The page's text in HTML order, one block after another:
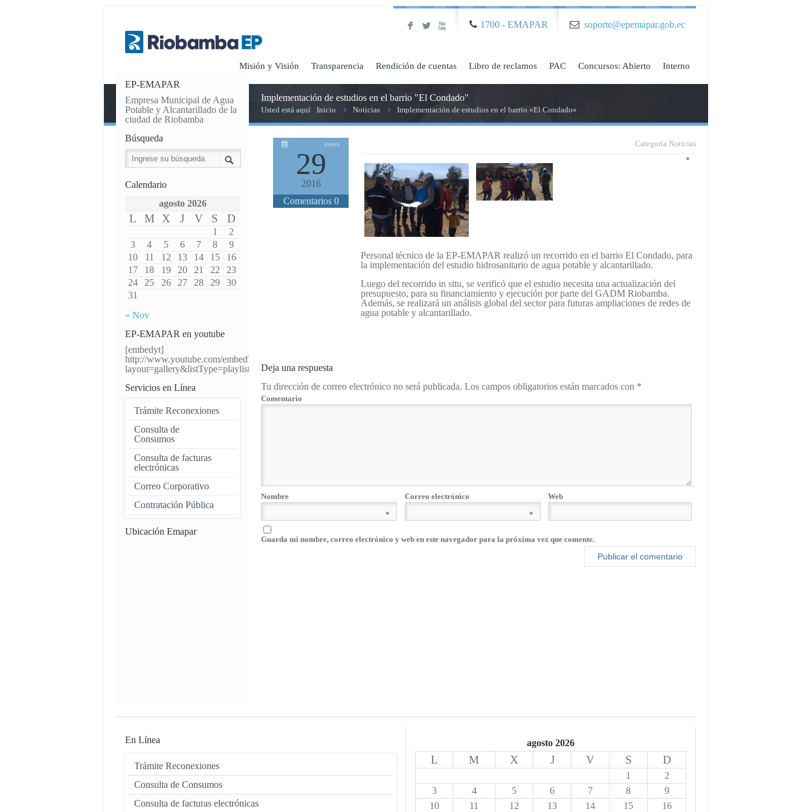
F L X 1700 - EMAPAR soporte@epemapar.gob.ec
Misión y Visión Transparencia Rendición de cuentas Libro de reclamos PAC Concursos: Abierto Interno
Implementación de estudios en el barrio "El Condado"
Usted está aquí Inicio Noticias Implementación de estudios en el barrio «El Condado»
29
enero
2016
Comentarios 0
Categoría Noticias
Personal técnico de la EP-EMAPAR realizó un recorrido en el barrio El Condado, para
la implementación del estudio hidrosanitario de agua potable y alcantarillado.
Luego del recorrido in situ, se verificó que el estudio necesita una actualización del
presupuesto, para su financiamiento y ejecución por parte del GADM Riobamba.
Además, se realizará un análisis global del sector para futuras ampliaciones de redes de
agua potable y alcantarillado.
Deja una respuesta
Tu dirección de correo electrónico no será publicada. Los campos obligatorios están marcados con *
Comentario
*
Nombre
*
Correo electrónico
*
Web
Guarda mi nombre, correo electrónico y web en este navegador para la próxima vez que comente.
EP-EMAPAR
Empresa Municipal de Agua
Potable y Alcantarillado de la
ciudad de Riobamba
Búsqueda
Calendario
agosto 2026
L M X J V S D
1
2
3
4 5 6 7 8
9
10
11 12 13 14 15
16
17
18 19 20 21 22
23
24
25 26 27 28 29
30
31
« Nov
EP-EMAPAR en youtube
[embedyt]
http://www.youtube.com/embed?
layout=gallery&listType=playlist&list=UUH4VWNaizcGEBM8pDMSviJg[/embedyt]
Servicios en Línea
Trámite Reconexiones
Consulta de
Consumos
Consulta de facturas
electrónicas
Correo Corporativo
Contratación Pública
Ubicación Emapar
En Línea
Trámite Reconexiones
Consulta de Consumos
Consulta de facturas electrónicas
agosto 2026
L M X J V S D
1
2
3
4 5 6 7 8
9
10
11 12 13 14 15 16